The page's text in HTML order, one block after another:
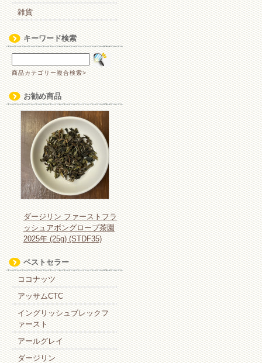
雑貨
キーワード検索
商品カテゴリー複合検索>
お勧め商品
ダージリン ファーストフラ
ッシュアボングローブ茶園
2025年 (25g) (STDF35)
ベストセラー
ココナッツ
アッサムCTC
イングリッシュブレックフ
ァースト
アールグレイ
ダージリン